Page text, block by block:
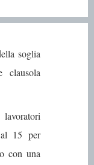
soglia
al 15 per
con una